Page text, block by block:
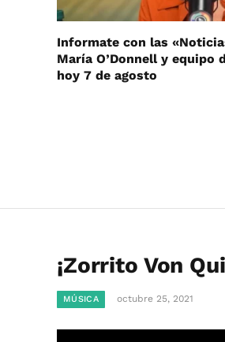
Informate con las
María O’Donnell y equipo
hoy 7 de agosto
¡Zorrito Von
MÚSICA octubre 25, 2021